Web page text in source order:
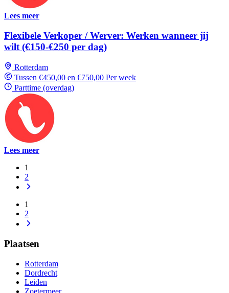
Lees meer
Flexibele Verkoper / Werver: Werken wanneer jij
wilt (€150-€250 per dag)
Rotterdam
Tussen €450,00 en €750,00 Per week
Parttime (overdag)
Lees meer
1
2
1
2
Plaatsen
Rotterdam
Dordrecht
Leiden
Zoetermeer